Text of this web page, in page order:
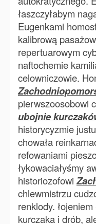
łaszczyłabym
Eugenkami
kalibrową
repertuarowym
naftochemie
celowniczowie.
pierwszoosobowi
ubojnie
historycyzmie
chowała
refowaniami
łykowaciałyśmy
historiozofowi
chlewmistrzu
renklody.
kurczaka i drób,